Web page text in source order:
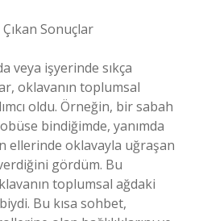
Sonuçlar
veya işyerinde sıkça
oklavanın toplumsal
oldu. Örneğin, bir sabah
bindiğimde, yanımda
ellerinde oklavayla uğraşan
gördüm. Bu
toplumsal ağdaki
Bu kısa sohbet,